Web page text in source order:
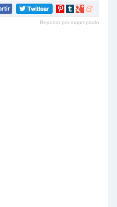
Compartir
Pinterest
Compartir
tumblr
Compartir
Google+
Compartir
meneame
Reportar por inapropiado